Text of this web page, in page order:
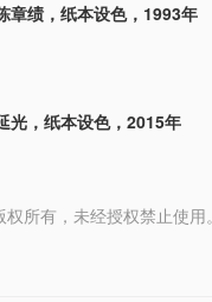
章绩，纸本设色，1993年
光，纸本设色，2015年
所有，未经授权禁止使用。